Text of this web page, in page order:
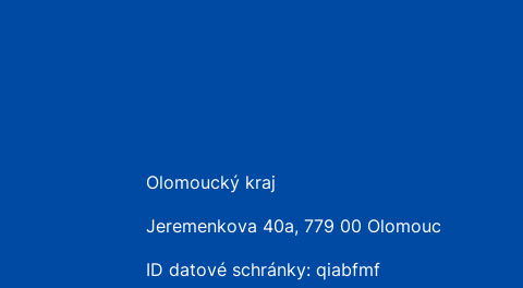
Olomoucký kraj
Jeremenkova 40a, 779 00 Olomouc
ID datové schránky: qiabfmf